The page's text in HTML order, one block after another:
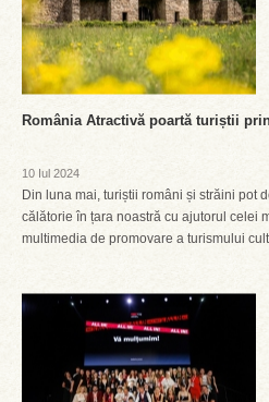
România Atractivă poartă turiștii
10 Iul 2024
Din luna mai, turiștii români și străini pot
călătorie în țara noastră cu ajutorul celei
multimedia de promovare a turismului